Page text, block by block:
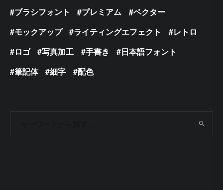
ブラシフォント
プレミアム
ベクター
モックアップ
ライティングエフェクト
レトロ
ロゴ
写真加工 手書き
日本語フォント
筆記体
細字 配色